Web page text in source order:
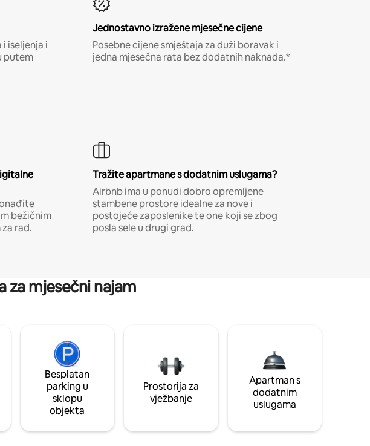
iseljenja i
putem
Jednostavno izražene mjesečne cijene
Posebne cijene smještaja za duži boravak i
jedna mjesečna rata bez dodatnih naknada.*
bežičnim
rad.
Tražite apartmane s dodatnim uslugama?
Airbnb ima u ponudi dobro opremljene
stambene prostore idealne za nove i
postojeće zaposlenike te one koji se zbog
posla sele u drugi grad.
za mjesečni najam
Besplatan
parking u
sklopu
objekta
Prostorija za
vježbanje
Apartman s
dodatnim
uslugama